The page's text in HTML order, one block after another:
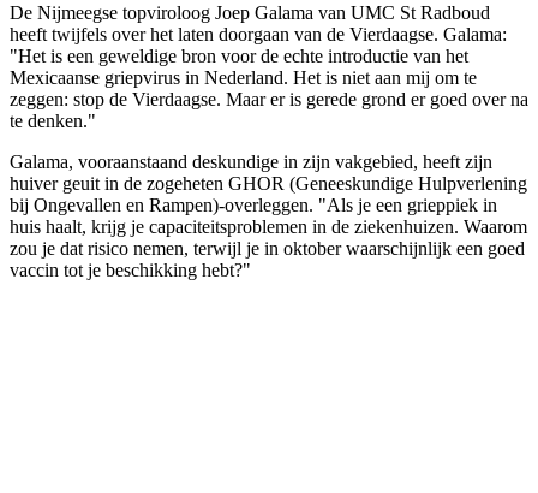
De Nijmeegse topviroloog Joep Galama van UMC St Radboud
heeft twijfels over het laten doorgaan van de Vierdaagse. Galama:
"Het is een geweldige bron voor de echte introductie van het
Mexicaanse griepvirus in Nederland. Het is niet aan mij om te
zeggen: stop de Vierdaagse. Maar er is gerede grond er goed over na
te denken."
Galama, vooraanstaand deskundige in zijn vakgebied, heeft zijn
huiver geuit in de zogeheten GHOR (Geneeskundige Hulpverlening
bij Ongevallen en Rampen)-overleggen. "Als je een grieppiek in
huis haalt, krijg je capaciteitsproblemen in de ziekenhuizen. Waarom
zou je dat risico nemen, terwijl je in oktober waarschijnlijk een goed
vaccin tot je beschikking hebt?"